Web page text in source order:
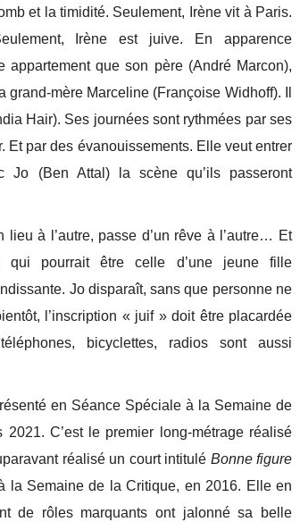
et la timidité. Seulement, Irène vit à Paris.
Irène est juive. En apparence
que son père (André Marcon),
mère Marceline (Françoise Widhoff). Il
Hair). Ses journées sont rythmées par ses
Et par des évanouissements. Elle veut entrer
Jo (Ben Attal) la scène qu’ils passeront
lieu à l’autre, passe d’un rêve à l’autre… Et
qui pourrait être celle d’une jeune fille
Jo disparaît, sans que personne ne
l’inscription « juif » doit être placardée
bicyclettes, radios sont aussi
en Séance Spéciale à la Semaine de
C’est le premier long-métrage réalisé
réalisé un court intitulé Bonne figure
la Semaine de la Critique, en 2016. Elle en
de rôles marquants ont jalonné sa belle